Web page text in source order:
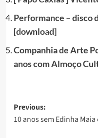
Performance – disco
[download]
Companhia de Arte
anos com Almoço
Post
navigation
Previous:
10 anos sem Edinha